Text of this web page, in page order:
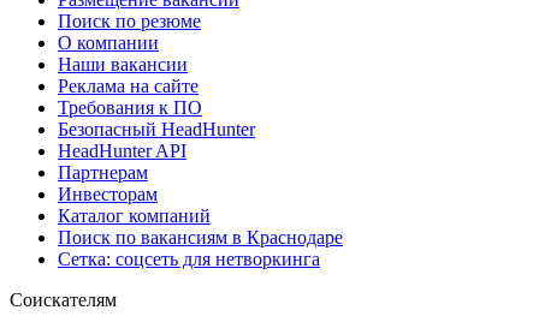
Поиск по резюме
О компании
Наши вакансии
Реклама на сайте
Требования к ПО
Безопасный HeadHunter
HeadHunter API
Партнерам
Инвесторам
Каталог компаний
Поиск по вакансиям в Краснодаре
Сетка: соцсеть для нетворкинга
Соискателям